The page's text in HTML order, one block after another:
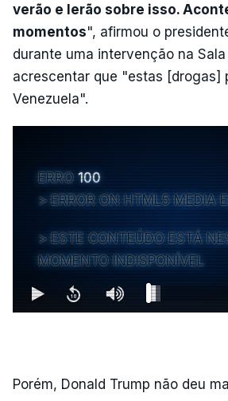
verão e lerão sobre isso.
momentos", afirmou o
durante uma intervenção na
acrescentar que "estas [drogas]
Venezuela".
ERRO 100
ERROR ON HTML5 MEDIA
ESTE CONTEÚDO ESTÁ
MOMENTO INDISPONÍVEL
Porém, Donald Trump não deu